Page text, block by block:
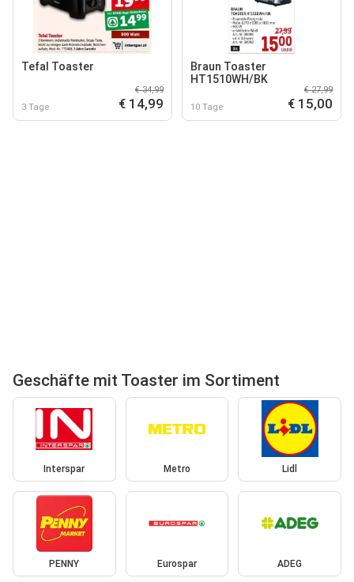
Tefal Toaster
3 Tage
€ 34,99
€ 14,99
Braun Toaster
HT1510WH/BK
10 Tage
€ 27,99
€ 15,00
Geschäfte mit Toaster im Sortiment
Interspar Metro Lidl
PENNY Eurospar ADEG